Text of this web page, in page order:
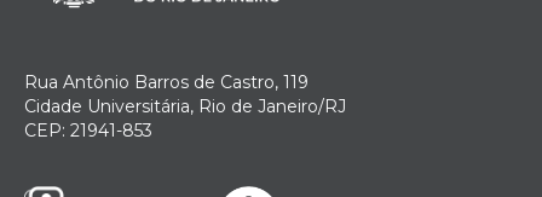
Rua Antônio Barros de Castro, 119
Cidade Universitária, Rio de Janeiro/RJ
CEP: 21941-853